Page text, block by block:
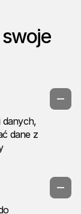
danych,
dane z